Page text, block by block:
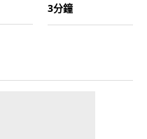
3分鐘